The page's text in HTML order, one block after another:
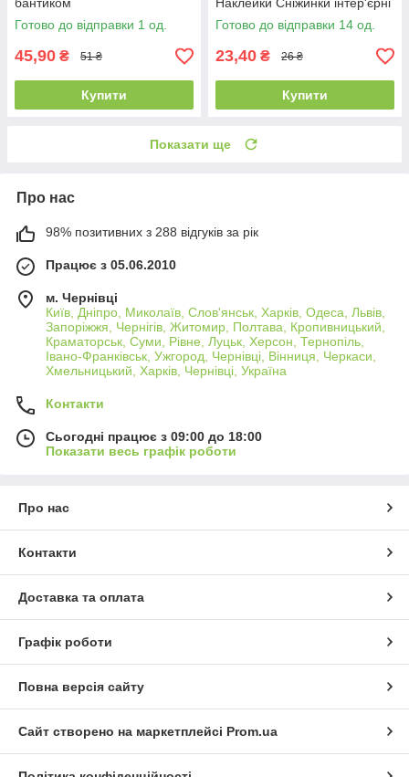
бантиком
Готово до відправки 1 од.
45,90 ₴ 51 ₴
Купити
Наклейки Сніжинки інтер'єрні
Готово до відправки 14 од.
23,40 ₴ 26 ₴
Купити
Показати ще
Про нас
98% позитивних з 288 відгуків за рік
Працює з 05.06.2010
м. Чернівці
Київ, Дніпро, Миколаїв, Слов'янськ, Харків, Одеса, Львів,
Запоріжжя, Чернігів, Житомир, Полтава, Кропивницький,
Краматорськ, Суми, Рівне, Луцьк, Херсон, Тернопіль,
Івано-Франківськ, Ужгород, Чернівці, Вінниця, Черкаси,
Хмельницький, Харків, Чернівці, Україна
Контакти
Сьогодні працює з 09:00 до 18:00
Показати весь графік роботи
Про нас
Контакти
Доставка та оплата
Графік роботи
Повна версія сайту
Сайт створено на маркетплейсі Prom.ua